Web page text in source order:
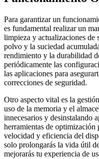
Para garantizar un
es fundamental realizar un
limpieza y actualizaciones de
polvo y la suciedad
rendimiento y la durabilidad
periódicamente las
las aplicaciones para
correcciones de seguridad.
Otro aspecto vital es la
uso de la memoria y el
innecesarios y desinstalando
herramientas de optimización
velocidad y eficiencia del
solo prolongarás la vida útil
mejorarás tu experiencia de